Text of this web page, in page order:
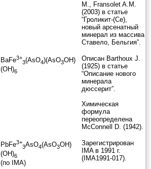
M., Fransolet A.M.
(2003) в статье
“Гроликит-(Ce),
новый арсенатный
минерал из массива
Ставело, Бельгия”.
BaFe3+
3(AsO4)(AsO3OH)
(OH)6
Описан Barthoux J.
(1925) в статье
“Описание нового
минерала
дюссерит”.
Химическая
формула
переопределена
McConnell D. (1942).
PbFe3+
3AsO4(AsO3OH)
(OH)6
(по IMA)
Зарегистрирован
IMA в 1991 г.
(IMA1991-017).